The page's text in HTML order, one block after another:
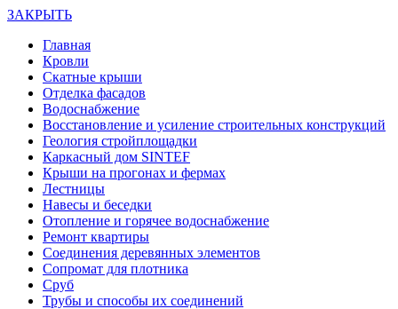
ЗАКРЫТЬ
Главная
Кровли
Скатные крыши
Отделка фасадов
Водоснабжение
Восстановление и усиление строительных конструкций
Геология стройплощадки
Каркасный дом SINTEF
Крыши на прогонах и фермах
Лестницы
Навесы и беседки
Отопление и горячее водоснабжение
Ремонт квартиры
Соединения деревянных элементов
Сопромат для плотника
Сруб
Трубы и способы их соединений